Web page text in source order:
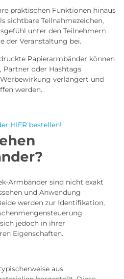
praktischen Funktionen hinaus
sichtbare Teilnahmezeichen,
unter den Teilnehmern
der Veranstaltung bei.
Papierarmbänder können
Partner oder Hashtags
verlängert und
werden.
HIER bestellen!
Armbänder sind nicht exakt
und Anwendung
werden zur Identifikation,
jedoch in ihrer
Eigenschaften.
aus